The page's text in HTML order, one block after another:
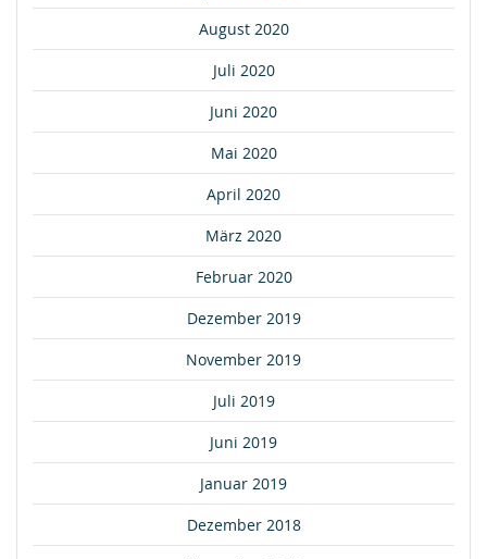
August 2020
Juli 2020
Juni 2020
Mai 2020
April 2020
März 2020
Februar 2020
Dezember 2019
November 2019
Juli 2019
Juni 2019
Januar 2019
Dezember 2018